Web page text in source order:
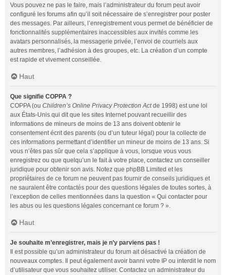
Vous pouvez ne pas le faire, mais l’administrateur du forum peut avoir
configuré les forums afin qu’il soit nécessaire de s’enregistrer pour poster
des messages. Par ailleurs, l’enregistrement vous permet de bénéficier de
fonctionnalités supplémentaires inaccessibles aux invités comme les
avatars personnalisés, la messagerie privée, l’envoi de courriels aux
autres membres, l’adhésion à des groupes, etc. La création d’un compte
est rapide et vivement conseillée.
Haut
Que signifie COPPA ?
COPPA (ou Children’s Online Privacy Protection Actde 1998) est une loi
aux États-Unis qui dit que les sites Internet pouvant recueillir des
informations de mineurs de moins de 13 ans doivent obtenir le
consentement écrit des parents (ou d’un tuteur légal) pour la collecte de
ces informations permettant d’identifier un mineur de moins de 13 ans. Si
vous n’êtes pas sûr que cela s’applique à vous, lorsque vous vous
enregistrez ou que quelqu’un le fait à votre place, contactez un conseiller
juridique pour obtenir son avis. Notez que phpBB Limited et les
propriétaires de ce forum ne peuvent pas fournir de conseils juridiques et
ne sauraient être contactés pour des questions légales de toutes sortes, à
l’exception de celles mentionnées dans la question « Qui contacter pour
les abus ou les questions légales concernant ce forum ? ».
Haut
Je souhaite m’enregistrer, mais je n’y parviens pas !
Il est possible qu’un administrateur du forum ait désactivé la création de
nouveaux comptes. Il peut également avoir banni votre IP ou interdit le nom
d’utilisateur que vous souhaitez utiliser. Contactez un administrateur du